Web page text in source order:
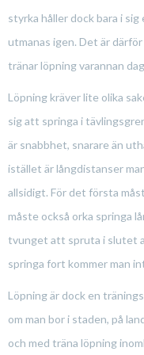
styrka håller dock bara i
utmanas igen. Det är
tränar löpning varannan
Löpning kräver lite olika
sig att springa i
är snabbhet, snarare än
istället är långdistanser
allsidigt. För det första
måste också orka springa
tvunget att spruta i slutet
springa fort kommer man
Löpning är dock en
om man bor i staden, på
och med träna löpning